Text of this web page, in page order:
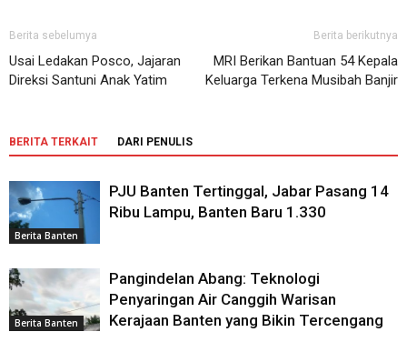
Berita sebelumya
Usai Ledakan Posco, Jajaran
Direksi Santuni Anak Yatim
Berita berikutnya
MRI Berikan Bantuan 54 Kepala
Keluarga Terkena Musibah Banjir
BERITA TERKAIT DARI PENULIS
Berita Banten
PJU Banten Tertinggal, Jabar Pasang 14
Ribu Lampu, Banten Baru 1.330
Berita Banten
Pangindelan Abang: Teknologi
Penyaringan Air Canggih Warisan
Kerajaan Banten yang Bikin Tercengang